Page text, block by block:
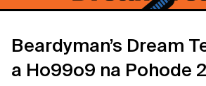
Beardyman’s Dream
a Ho99o9 na Pohode